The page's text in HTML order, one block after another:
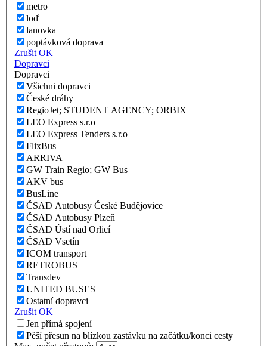
metro
loď
lanovka
poptávková doprava
Zrušit OK
Dopravci
Dopravci
Všichni dopravci
České dráhy
RegioJet; STUDENT AGENCY; ORBIX
LEO Express s.r.o
LEO Express Tenders s.r.o
FlixBus
ARRIVA
GW Train Regio; GW Bus
AKV bus
BusLine
ČSAD Autobusy České Budějovice
ČSAD Autobusy Plzeň
ČSAD Ústí nad Orlicí
ČSAD Vsetín
ICOM transport
RETROBUS
Transdev
UNITED BUSES
Ostatní dopravci
Zrušit OK
Jen přímá spojení
Pěší přesun na blízkou zastávku na začátku/konci cesty